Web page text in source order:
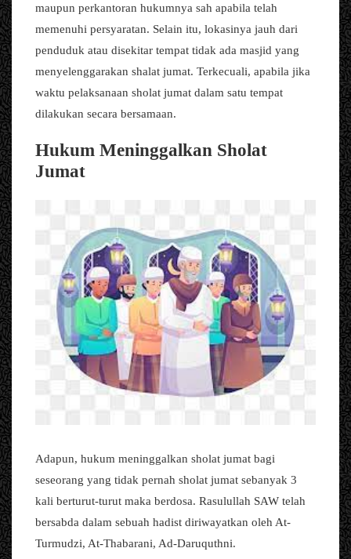
maupun perkantoran hukumnya sah apabila telah
memenuhi persyaratan. Selain itu, lokasinya jauh dari
penduduk atau disekitar tempat tidak ada masjid yang
menyelenggarakan shalat jumat. Terkecuali, apabila jika
waktu pelaksanaan sholat jumat dalam satu tempat
dilakukan secara bersamaan.
Hukum Meninggalkan Sholat
Jumat
Adapun, hukum meninggalkan sholat jumat bagi
seseorang yang tidak pernah sholat jumat sebanyak 3
kali berturut-turut maka berdosa. Rasulullah SAW telah
bersabda dalam sebuah hadist diriwayatkan oleh At-
Turmudzi, At-Thabarani, Ad-Daruquthni.